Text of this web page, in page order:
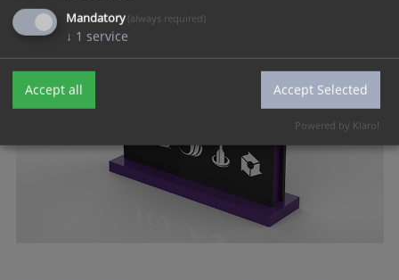
Mandatory (always required)
↓ 1 service
Accept Selected
Accept all
Powered by Klaro!